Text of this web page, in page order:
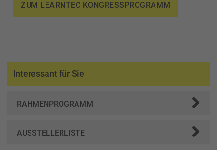
ZUM LEARNTEC KONGRESSPROGRAMM
Interessant für Sie
RAHMENPROGRAMM
AUSSTELLERLISTE